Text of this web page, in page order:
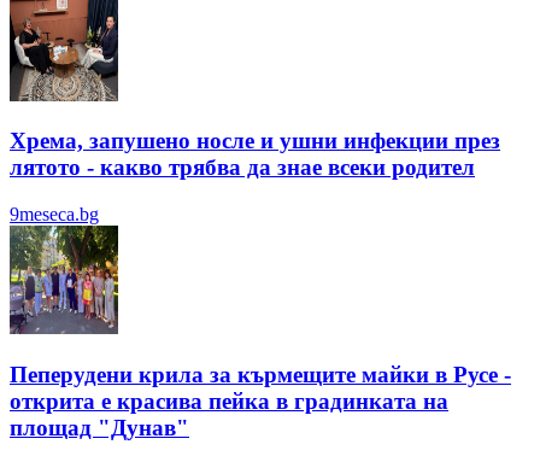
Хрема, запушено носле и ушни инфекции през
лятотo - какво трябва да знае всеки родител
9meseca.bg
Пеперудени крила за кърмещите майки в Русе -
открита е красива пейка в градинката на
площад "Дунав"